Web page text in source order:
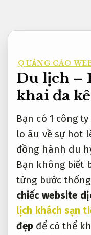
nội
QUẢNG CÁO
Du lịch –
khai đa
Bạn có 1 công
lo âu về sự hot
đồng hành du
Bạn không biết
từng bước
chiếc website
lịch khách sạn
đẹp để có thể